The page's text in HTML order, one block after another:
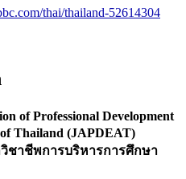
thai/thailand-52614304
of Professional Development
Thailand (JAPDEAT)
ชาชีพการบริหารการศึกษา